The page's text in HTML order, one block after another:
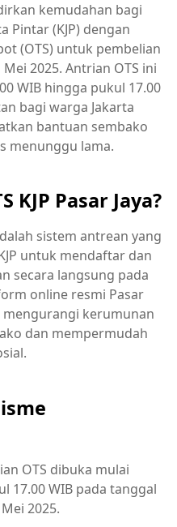
kemudahan bagi
Pintar (KJP) dengan
(OTS) untuk pembelian
2025. Antrian OTS ini
WIB hingga pukul 17.00
bagi warga Jakarta
bantuan sembako
menunggu lama.
KJP Pasar Jaya?
sistem antrean yang
untuk mendaftar dan
secara langsung pada
online resmi Pasar
mengurangi kerumunan
dan mempermudah
OTS dibuka mulai
17.00 WIB pada tanggal
2025.